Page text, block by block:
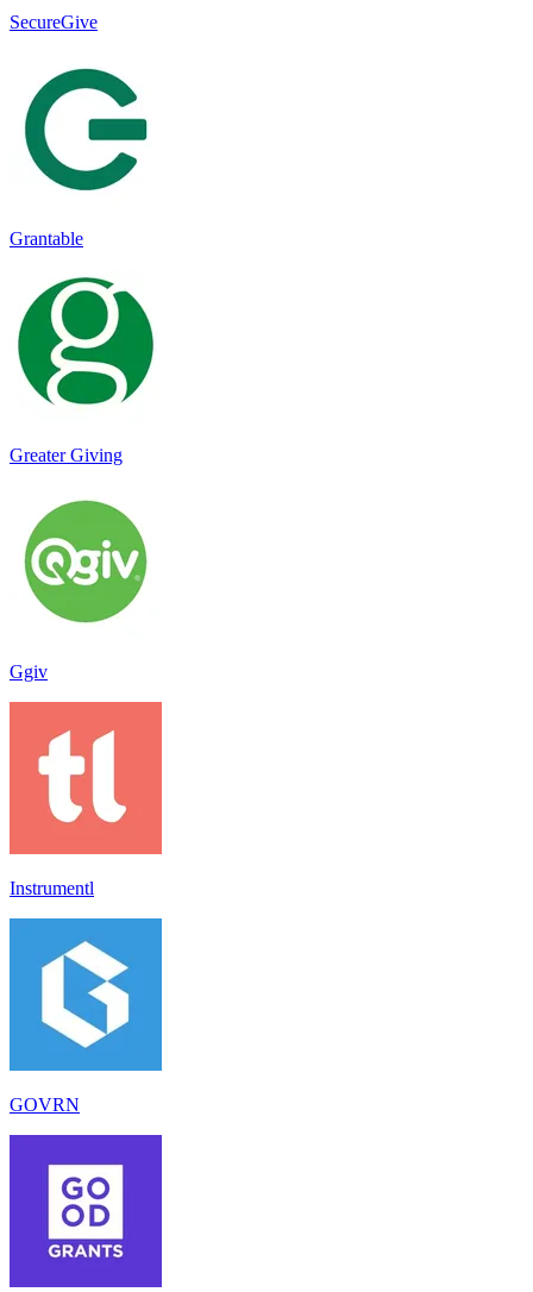
SecureGive
Grantable
Greater Giving
Ggiv
Instrumentl
GOVRN